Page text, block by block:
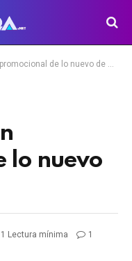
de lo nuevo de Anastacia
lo nuevo
1 Lectura mínima 1